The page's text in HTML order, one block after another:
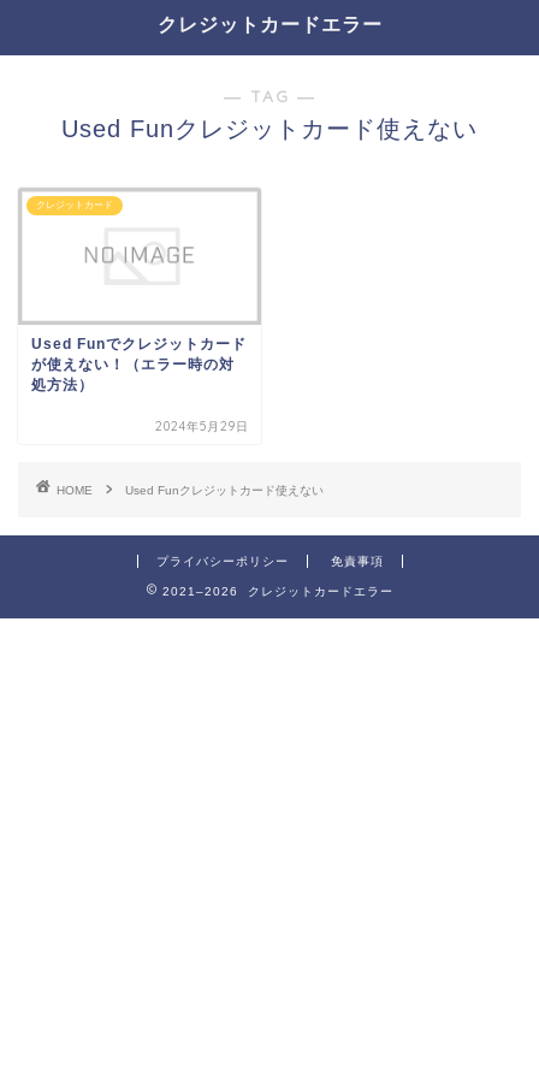
クレジットカードエラー
― TAG ―
Used Funクレジットカード使えない
クレジットカード
Used Funでクレジットカード
が使えない！（エラー時の対
処方法）
2024年5月29日
HOME Used Funクレジットカード使えない
プライバシーポリシー 免責事項
2021–2026 クレジットカードエラー